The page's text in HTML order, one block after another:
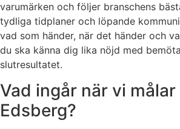
varumärken och följer branschens
tydliga tidplaner och löpande
vad som händer, när det händer och
du ska känna dig lika nöjd med
slutresultatet.
Vad ingår när vi
Edsberg?